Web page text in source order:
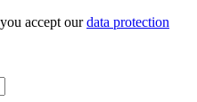
accept ourdata protection